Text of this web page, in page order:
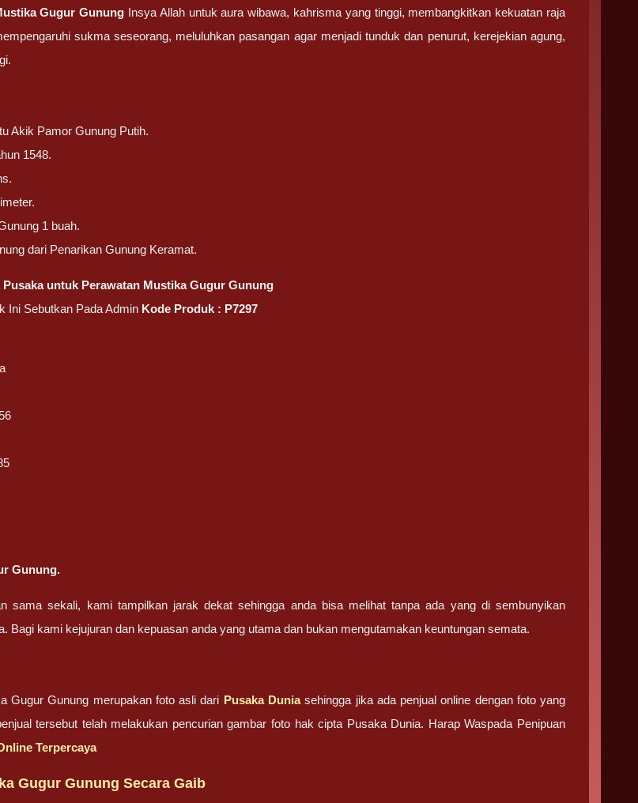
Gugur Gunung Insya Allah untuk aura wibawa, kahrisma yang tinggi, membangkitkan kekuatan raja
sukma seseorang, meluluhkan pasangan agar menjadi tunduk dan penurut, kerejekian agung,
Akik Pamor Gunung Putih.
1548.
1 buah.
dari Penarikan Gunung Keramat.
Pusaka untuk Perawatan Mustika Gugur Gunung
Ini Sebutkan Pada Admin Kode Produk : P7297
Gunung.
sama sekali, kami tampilkan jarak dekat sehingga anda bisa melihat tanpa ada yang di sembunyikan
Bagi kami kejujuran dan kepuasan anda yang utama dan bukan mengutamakan keuntungan semata.
Gugur Gunung merupakan foto asli dari Pusaka Duniasehingga jika ada penjual online dengan foto yang
tersebut telah melakukan pencurian gambar foto hak cipta Pusaka Dunia. Harap Waspada Penipuan
Terpercaya
Gugur Gunung Secara Gaib